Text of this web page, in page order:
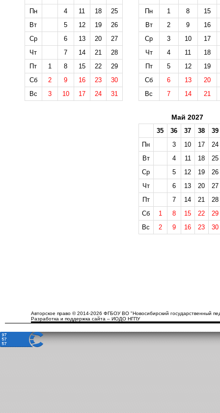
Пн
4 11 18
25
Вт
5 12 19
26
Ср
6 13 20
27
Чт
7 14 21
28
Пт
1 8 15 22
29
Сб
2 9 16 23
30
Вс
3 10 17 24 31
Пн
1 8
15
Вт
2 9
16
Ср
3 10
17
Чт
4 11
18
Пт
5 12
19
Сб
6 13
20
Вс
7 14 21
Май 2027
35 36 37 38
39
Пн
3 10 17
24
Вт
4 11 18
25
Ср
5 12 19
26
Чт
6 13 20
27
Пт
7 14 21
28
Сб
1 8 15 22
29
Вс
2 9 16 23 30
Авторское право © 2014-2026 ФГБОУ ВО "Новосибирский государственный
Разработка и поддержка сайта – ИОДО НГПУ